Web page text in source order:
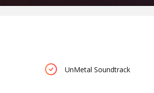
UnMetal Soundtrack